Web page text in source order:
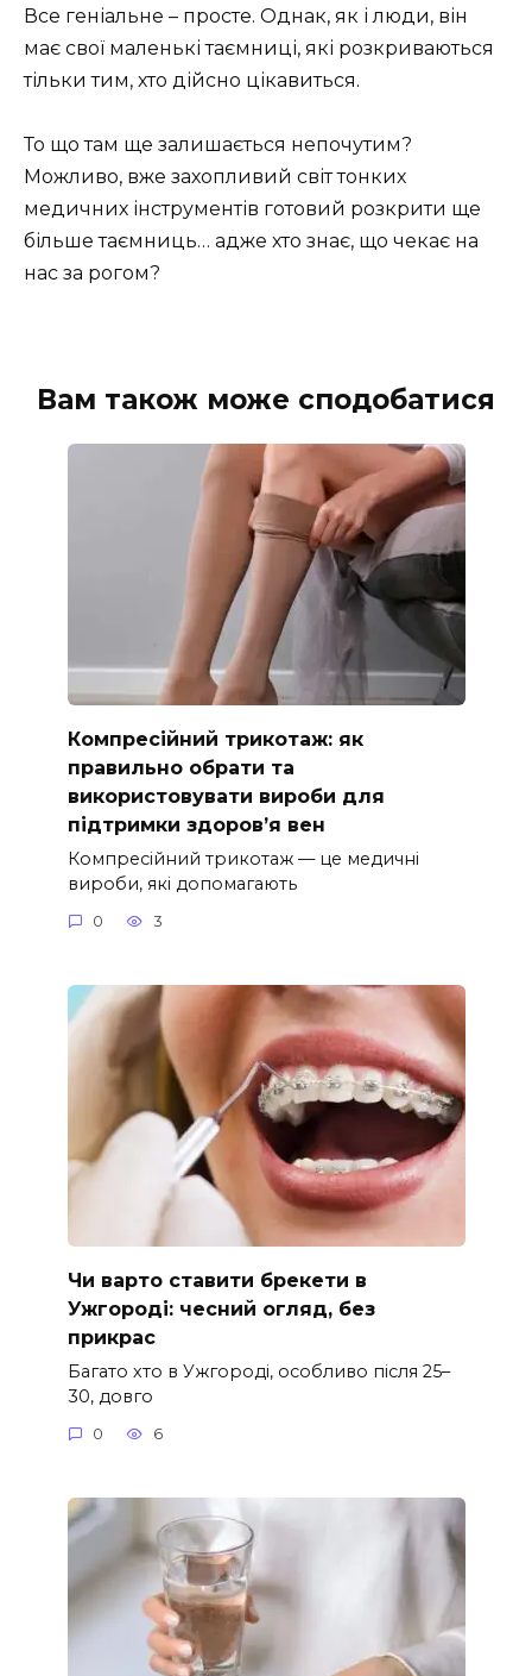
Все геніальне – просте. Однак, як і люди, він
має свої маленькі таємниці, які розкриваються
тільки тим, хто дійсно цікавиться.
То що там ще залишається непочутим?
Можливо, вже захопливий світ тонких
медичних інструментів готовий розкрити ще
більше таємниць… адже хто знає, що чекає на
нас за рогом?
Вам також може сподобатися
Компресійний трикотаж: як
правильно обрати та
використовувати вироби для
підтримки здоров’я вен
Компресійний трикотаж — це медичні
вироби, які допомагають
0 3
Чи варто ставити брекети в
Ужгороді: чесний огляд, без
прикрас
Багато хто в Ужгороді, особливо після 25–
30, довго
0 6